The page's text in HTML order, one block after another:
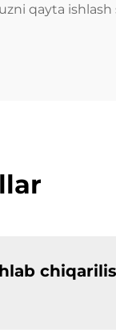
qayta ishlash